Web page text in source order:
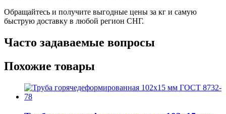
Обращайтесь и получите выгодные цены за кг и самую
быструю доставку в любой регион СНГ.
Часто задаваемые вопросы
Похожие товары